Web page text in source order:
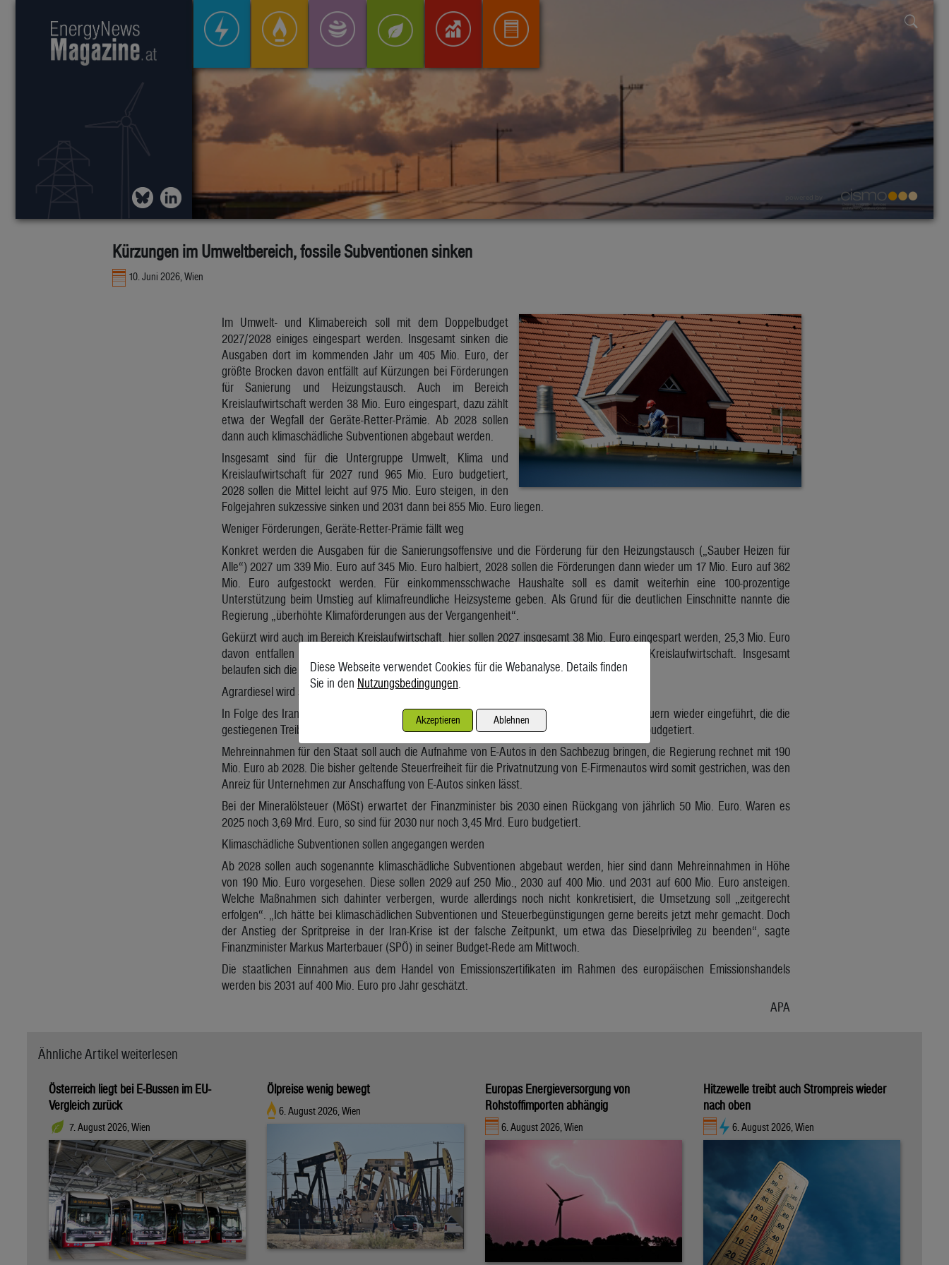
Kürzungen im Umweltbereich, fossile Subventionen sinken
10. Juni 2026, Wien
Im Umwelt- und Klimabereich soll mit dem Doppelbudget
2027/2028 einiges eingespart werden. Insgesamt sinken die
Ausgaben dort im kommenden Jahr um 405 Mio. Euro, der
größte Brocken davon entfällt auf Kürzungen bei Förderungen
für Sanierung und Heizungstausch. Auch im Bereich
Kreislaufwirtschaft werden 38 Mio. Euro eingespart, dazu zählt
etwa der Wegfall der Geräte-Retter-Prämie. Ab 2028 sollen
dann auch klimaschädliche Subventionen abgebaut werden.
Insgesamt sind für die Untergruppe Umwelt, Klima und
Kreislaufwirtschaft für 2027 rund 965 Mio. Euro budgetiert,
2028 sollen die Mittel leicht auf 975 Mio. Euro steigen, in den
Folgejahren sukzessive sinken und 2031 dann bei 855 Mio. Euro liegen.
Weniger Förderungen, Geräte-Retter-Prämie fällt weg
Konkret werden die Ausgaben für die Sanierungsoffensive und die Förderung für den Heizungstausch („Sauber Heizen für
Alle“) 2027 um 339 Mio. Euro auf 345 Mio. Euro halbiert, 2028 sollen die Förderungen dann wieder um 17 Mio. Euro auf 362
Mio. Euro aufgestockt werden. Für einkommensschwache Haushalte soll es damit weiterhin eine 100-prozentige
Unterstützung beim Umstieg auf klimafreundliche Heizsysteme geben. Als Grund für die deutlichen Einschnitte nannte die
Regierung „überhöhte Klimaförderungen aus der Vergangenheit“.
Gekürzt wird auch im Bereich Kreislaufwirtschaft, hier sollen 2027 insgesamt 38 Mio. Euro eingespart werden, 25,3 Mio. Euro
davon entfallen auf die Streichung der Geräte-Retter-Prämie und das Förderprogramm Kreislaufwirtschaft. Insgesamt
belaufen sich die budgetierten Mittel für 2027 auf 218 Mio. Euro, für 2028 auf 183 Mio. Euro.
Agrardiesel wird subventioniert, Anreize für E-Autos sinken
In Folge des Iran-Kriegs wurde unterdessen die Agrardieselvergütung für Bäuerinnen und Bauern wieder eingeführt, die die
gestiegenen Treibstoffpreise abfedern soll. Für 2026 und 2027 sind jeweils 50 Mio. Euro dafür budgetiert.
Mehreinnahmen für den Staat soll auch die Aufnahme von E-Autos in den Sachbezug bringen, die Regierung rechnet mit 190
Mio. Euro ab 2028. Die bisher geltende Steuerfreiheit für die Privatnutzung von E-Firmenautos wird somit gestrichen, was den
Anreiz für Unternehmen zur Anschaffung von E-Autos sinken lässt.
Bei der Mineralölsteuer (MöSt) erwartet der Finanzminister bis 2030 einen Rückgang von jährlich 50 Mio. Euro. Waren es
2025 noch 3,69 Mrd. Euro, so sind für 2030 nur noch 3,45 Mrd. Euro budgetiert.
Klimaschädliche Subventionen sollen angegangen werden
Ab 2028 sollen auch sogenannte klimaschädliche Subventionen abgebaut werden, hier sind dann Mehreinnahmen in Höhe
von 190 Mio. Euro vorgesehen. Diese sollen 2029 auf 250 Mio., 2030 auf 400 Mio. und 2031 auf 600 Mio. Euro ansteigen.
Welche Maßnahmen sich dahinter verbergen, wurde allerdings noch nicht konkretisiert, die Umsetzung soll „zeitgerecht
erfolgen“. „Ich hätte bei klimaschädlichen Subventionen und Steuerbegünstigungen gerne bereits jetzt mehr gemacht. Doch
der Anstieg der Spritpreise in der Iran-Krise ist der falsche Zeitpunkt, um etwa das Dieselprivileg zu beenden“, sagte
Finanzminister Markus Marterbauer (SPÖ) in seiner Budget-Rede am Mittwoch.
Die staatlichen Einnahmen aus dem Handel von Emissionszertifikaten im Rahmen des europäischen Emissionshandels
werden bis 2031 auf 400 Mio. Euro pro Jahr geschätzt.
APA
Ähnliche Artikel weiterlesen
Österreich liegt bei E-Bussen im EU-
Vergleich zurück
7. August 2026, Wien
Ölpreise wenig bewegt
6. August 2026, Wien
Europas Energieversorgung von
Rohstoffimporten abhängig
6. August 2026, Wien
Hitzewelle treibt auch Strompreis wieder
nach oben
6. August 2026, Wien
Diese Webseite verwendet Cookies für die Webanalyse. Details finden
Sie in den Nutzungsbedingungen.
Akzeptieren Ablehnen